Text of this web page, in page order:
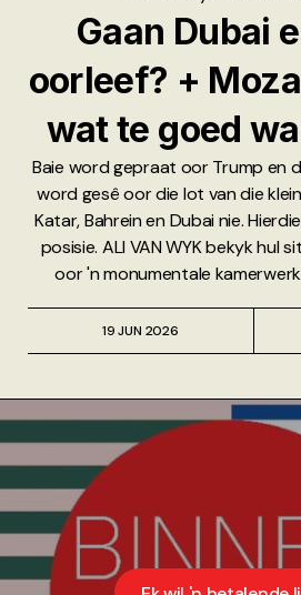
Gaan Dubai
oorleef? +
wat te goed
Baie word gepraat oor Trump en
word gesê oor die lot van die
Katar, Bahrein en Dubai nie.
posisie. ALI VAN WYK bekyk hul
oor 'n monumentale
19 JUN 2026